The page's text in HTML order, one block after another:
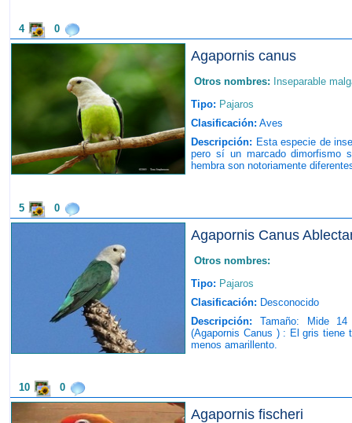
4 0
Agapornis canus
Otros nombres: Inseparable
Tipo: Pajaros
Clasificación: Aves
Descripción: Esta especie de
pero sí un marcado dimorfismo
hembra son notoriamente
5 0
Agapornis Canus
Otros nombres:
Tipo: Pajaros
Clasificación: Desconocido
Descripción: Tamaño: Mide
(Agapornis Canus ) : El gris tiene
menos amarillento.
10 0
Agapornis fischeri